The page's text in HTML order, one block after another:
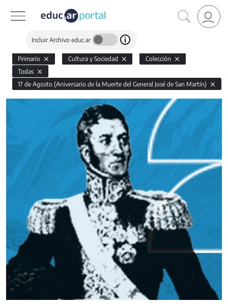
Incluir Archivo educ.ar
Primario Cultura y Sociedad
Colección
Todas
17 de Agosto (Aniversario de la Muerte del General José de San Martín)